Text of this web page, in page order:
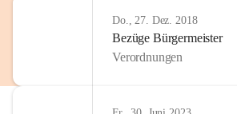
Do., 27. Dez. 2018
Bezüge Bürgermeister
Verordnungen